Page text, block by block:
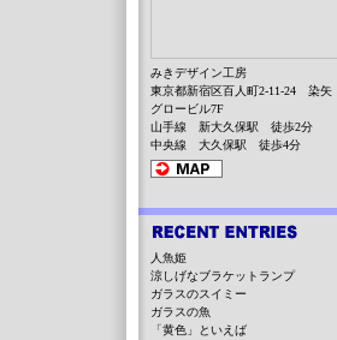
みきデザイン工房
東京都新宿区百人町2-11-24 染矢
グロービル7F
山手線 新大久保駅 徒歩2分
中央線 大久保駅 徒歩4分
人魚姫
涼しげなブラケットランプ
ガラスのスイミー
ガラスの魚
「黄色」といえば